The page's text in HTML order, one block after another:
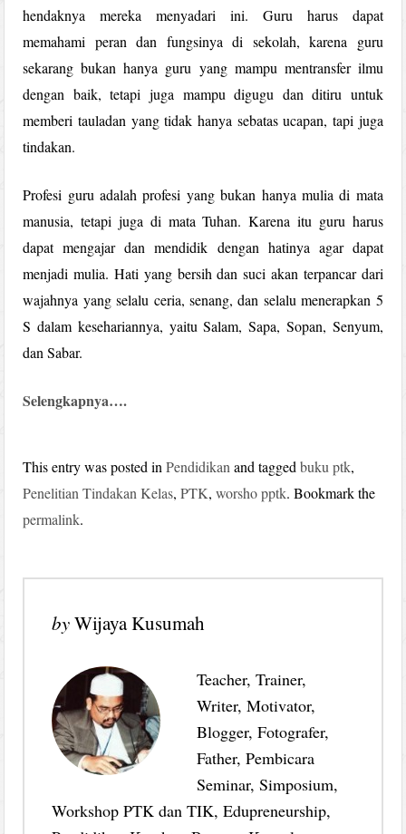
hendaknya mereka menyadari ini. Guru harus dapat
memahami peran dan fungsinya di sekolah, karena guru
sekarang bukan hanya guru yang mampu mentransfer ilmu
dengan baik, tetapi juga mampu digugu dan ditiru untuk
memberi tauladan yang tidak hanya sebatas ucapan, tapi juga
tindakan.
Profesi guru adalah profesi yang bukan hanya mulia di mata
manusia, tetapi juga di mata Tuhan. Karena itu guru harus
dapat mengajar dan mendidik dengan hatinya agar dapat
menjadi mulia. Hati yang bersih dan suci akan terpancar dari
wajahnya yang selalu ceria, senang, dan selalu menerapkan 5
S dalam kesehariannya, yaitu Salam, Sapa, Sopan, Senyum,
dan Sabar.
Selengkapnya….
This entry was posted inPendidikan and taggedbuku ptk,
Penelitian Tindakan Kelas,PTK,worsho pptk. Bookmark the
permalink.
byWijaya Kusumah
Teacher, Trainer,
Writer, Motivator,
Blogger, Fotografer,
Father, Pembicara
Seminar, Simposium,
Workshop PTK dan TIK, Edupreneurship,